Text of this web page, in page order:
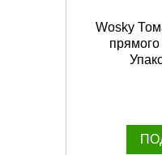
Wosky